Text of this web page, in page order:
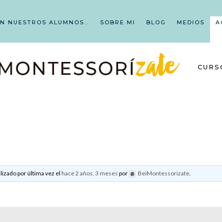
NUESTROS ALUMNOS… SOBRE MI BLOG MEDIOS
por última vez el hace 2 años, 3 meses por BeiMontessorizate.